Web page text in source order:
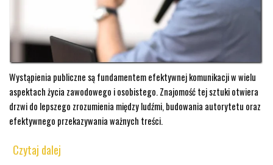
Wystąpienia publiczne są fundamentem efektywnej komunikacji w wielu
aspektach życia zawodowego i osobistego. Znajomość tej sztuki otwiera
drzwi do lepszego zrozumienia między ludźmi, budowania autorytetu oraz
efektywnego przekazywania ważnych treści.
Czytaj dalej